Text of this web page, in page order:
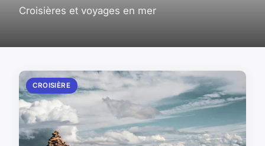
Croisières et voyages en mer
CROISIÈRE